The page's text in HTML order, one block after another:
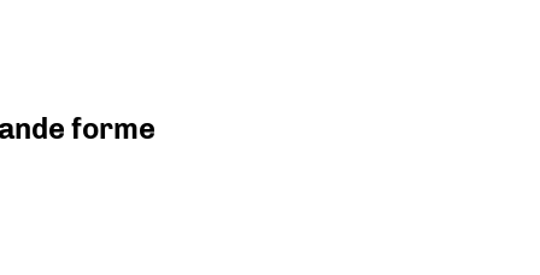
forme